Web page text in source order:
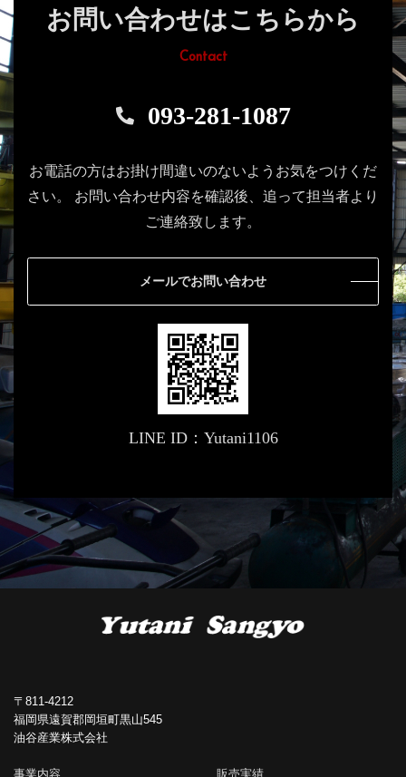
お問い合わせはこちらから
Contact
093-281-1087
お電話の方はお掛け間違いのないようお気をつけくだ
さい。
お問い合わせ内容を確認後、追って担当者より
ご連絡致します。
メールでお問い合わせ
LINE ID：Yutani1106
〒811-4212
福岡県遠賀郡岡垣町黒山545
油谷産業株式会社
事業内容 販売実績